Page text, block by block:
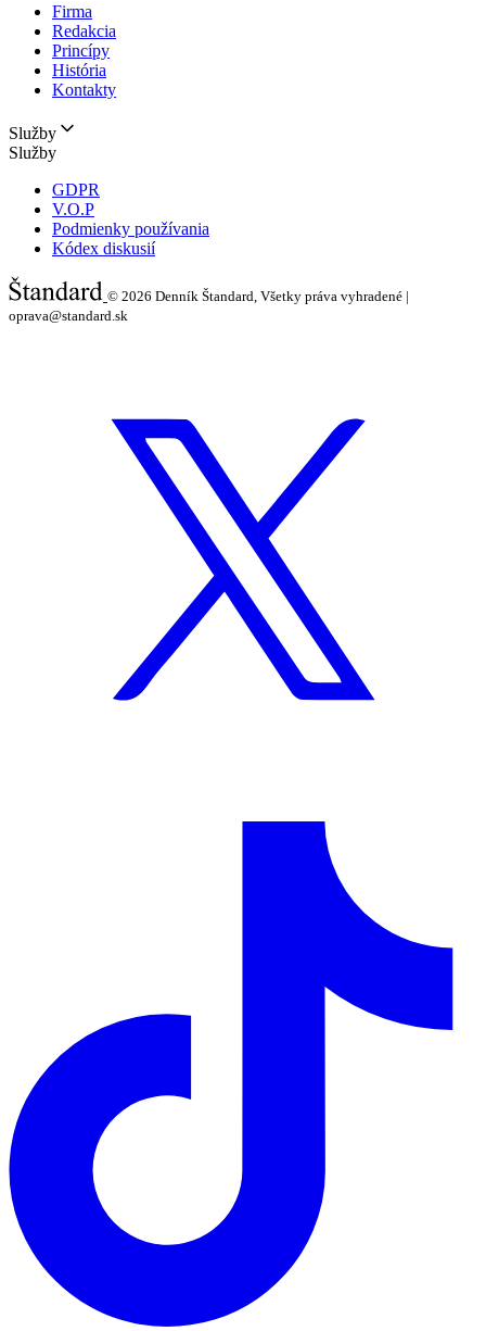
Firma
Redakcia
Princípy
História
Kontakty
Služby
Služby
GDPR
V.O.P
Podmienky používania
Kódex diskusií
© 2026 Denník Štandard, Všetky práva vyhradené |
oprava@standard.sk